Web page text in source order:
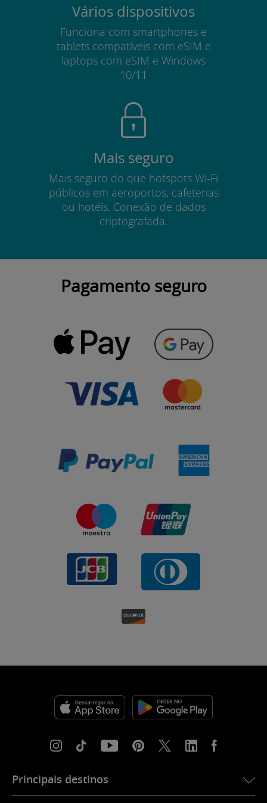
Vários dispositivos
Funciona com smartphones e
tablets compatíveis com eSIM e
laptops com eSIM e Windows
10/11
Mais seguro
Mais seguro do que hotspots Wi-Fi
públicos em aeroportos, cafeterias
ou hotéis. Conexão de dados
criptografada.
Pagamento seguro
Principais destinos